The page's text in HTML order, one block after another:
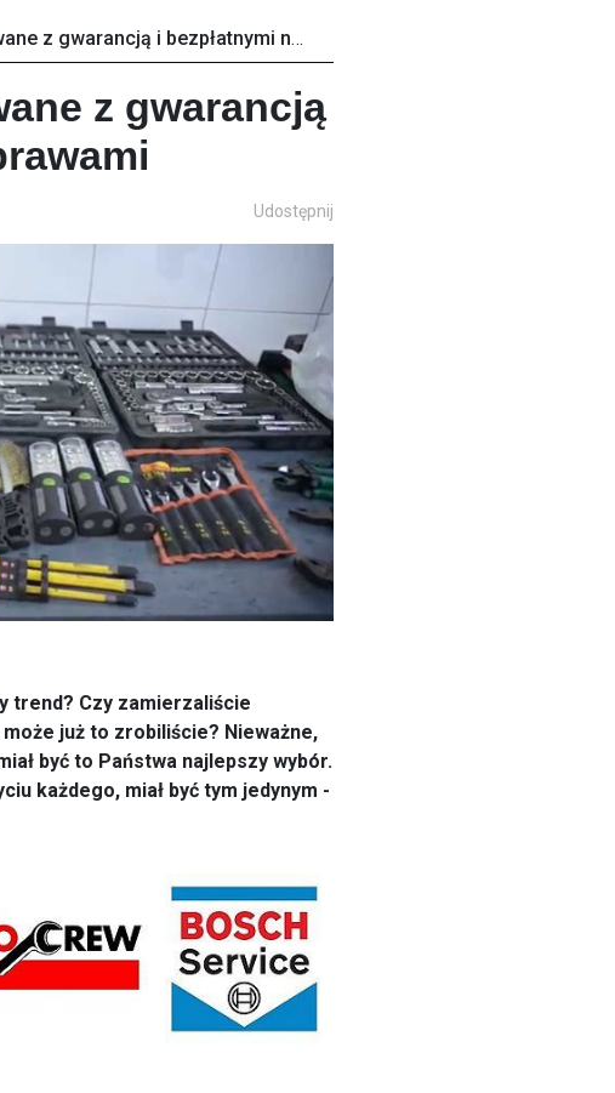
Samochody używane z gwarancją i bezpłatnymi naprawami
z gwarancją
Udostępnij
trend? Czy zamierzaliście
już to zrobiliście? Nieważne,
być to Państwa najlepszy wybór.
każdego, miał być tym jedynym -